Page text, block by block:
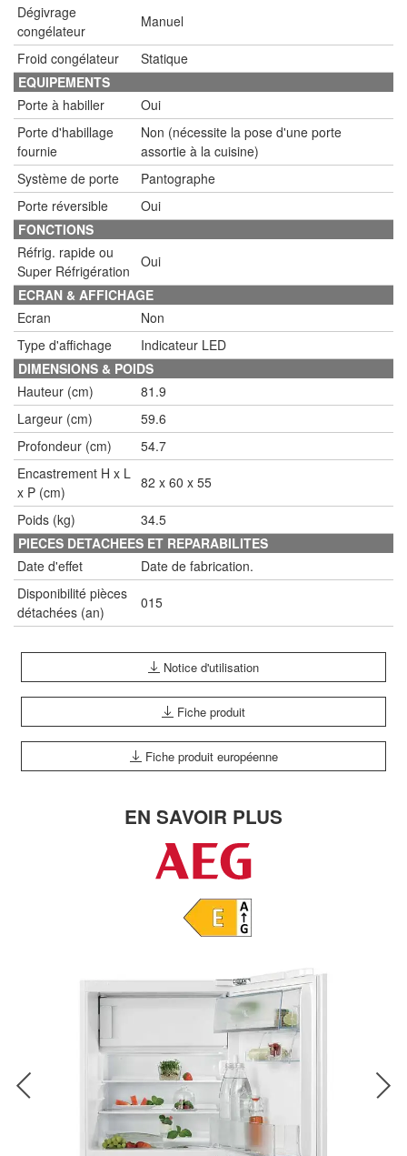
Dégivrage
congélateur
Manuel
Froid congélateur
Statique
EQUIPEMENTS
Porte à habiller
Oui
Porte d'habillage
fournie
Non (nécessite la pose d'une porte
assortie à la cuisine)
Système de porte
Pantographe
Porte réversible
Oui
FONCTIONS
Réfrig. rapide ou
Super Réfrigération
Oui
ECRAN & AFFICHAGE
Ecran
Non
Type d'affichage
Indicateur LED
DIMENSIONS & POIDS
Hauteur (cm)
81.9
Largeur (cm)
59.6
Profondeur (cm)
54.7
Encastrement H x L
x P (cm)
82 x 60 x 55
Poids (kg)
34.5
PIECES DETACHEES ET REPARABILITES
Date d'effet
Date de fabrication.
Disponibilité pièces
détachées (an)
015
Notice d'utilisation
Fiche produit
Fiche produit européenne
EN SAVOIR PLUS